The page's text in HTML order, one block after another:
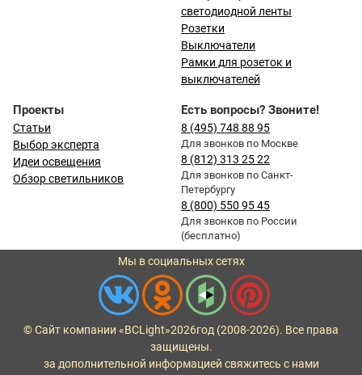
светодиодной ленты
Розетки
Выключатели
Рамки для розеток и
выключателей
Проекты
Статьи
Выбор эксперта
Идеи освещения
Обзор светильников
Есть вопросы? Звоните!
8 (495) 748 88 95
Для звонков по Москве
8 (812) 313 25 22
Для звонков по Санкт-
Петербургу
8 (800) 550 95 45
Для звонков по России
(бесплатно)
Мы в социальных сетях
© Сайт компании «BCLight»2026год (2008-2026). Все права
защищены.
за дополнительной информацией свяжитесь с нами